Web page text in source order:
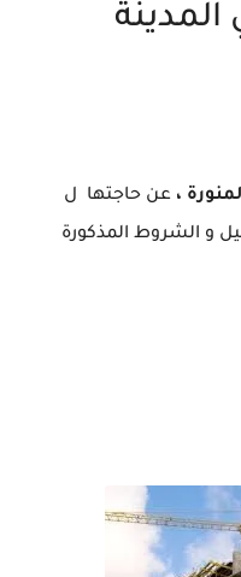
، عن حاجتها ل
و الشروط المذكورة